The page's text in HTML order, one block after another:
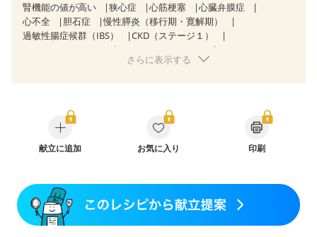
腎機能の値が高い 狭心症 心筋梗塞
心臓弁膜症
心不全
胆石症
慢性膵炎（移行期・寛解期）
過敏性腸症候群（IBS）
CKD（ステージ１）
CKD（ステージ２）
CKD（ステージ３a）
妊娠中(初期)
妊娠糖尿病(初期)
産後（母乳）
産後（混合栄養）
産後（ミルク）
関節リウマチ
さらに表示する
献立に追加 お気に入り 印刷